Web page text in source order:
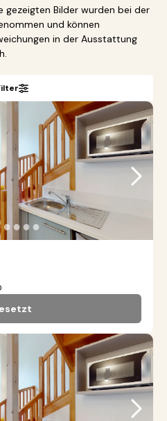
gezeigten Bilder wurden bei der
und können
in der Ausstattung
●●●●